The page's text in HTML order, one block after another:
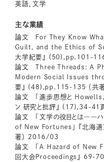
英語，文学
主な業績
論文 For They Know
Guilt, and the Ethics of
大学紀要』 (50),pp.101-
論文 Three Threads: A
Modern Social Issues
要』 (48),pp.115-135 （共
論文 「進歩思想と Howells,
ン 研究と批評』 (17),34-41
論文 「文学の役目とは――ハ
of New Fortunes」 『北海道
著） 2016/03
論文 「A Hazard of New
回大会Proceedings』 69-